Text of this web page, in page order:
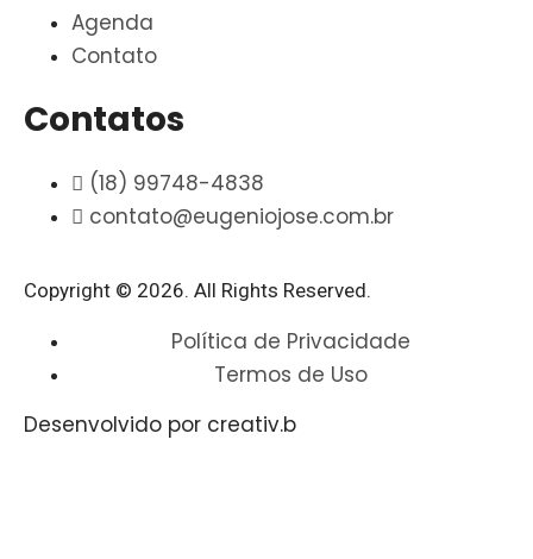
Agenda
Contato
Contatos
(18) 99748-4838
contato@eugeniojose.com.br
Copyright © 2026. All Rights Reserved.​
Política de Privacidade
Termos de Uso
Desenvolvido por creativ.b​​